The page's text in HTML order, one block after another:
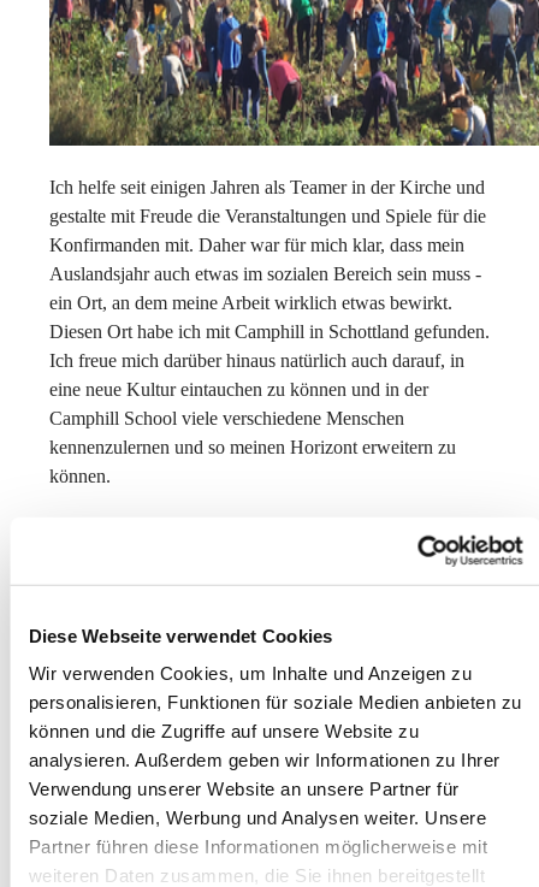
Diese Webseite verwendet Cookies
Wir verwenden Cookies, um Inhalte und Anzeigen zu
personalisieren, Funktionen für soziale Medien anbieten zu
können und die Zugriffe auf unsere Website zu
analysieren. Außerdem geben wir Informationen zu Ihrer
Verwendung unserer Website an unsere Partner für
soziale Medien, Werbung und Analysen weiter. Unsere
Partner führen diese Informationen möglicherweise mit
weiteren Daten zusammen, die Sie ihnen bereitgestellt
Ich helfe seit einigen Jahren als Teamer in der Kirche und
gestalte mit Freude die Veranstaltungen und Spiele für die
Konfirmanden mit. Daher war für mich klar, dass mein
Auslandsjahr auch etwas im sozialen Bereich sein muss -
ein Ort, an dem meine Arbeit wirklich etwas bewirkt.
Diesen Ort habe ich mit Camphill in Schottland gefunden.
Ich freue mich darüber hinaus natürlich auch darauf, in
eine neue Kultur eintauchen zu können und in der
Camphill School viele verschiedene Menschen
kennenzulernen und so meinen Horizont erweitern zu
können.
Ich arbeite in der Camphill School nicht als bezahltes Au-
ist ein privates Internat, das selbst auf Spenden
Chance haben auf dieses Internat zu gehen und somit die
Unterstützung zu bekommen, die sie für ihre Entwicklung
benötigen, ist es Camphill auch nicht möglich für jeden
Freiwilligen (pro Kind ein Freiwilliger) die Kosten zu
übernehmen.